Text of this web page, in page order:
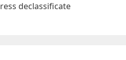
declassificate